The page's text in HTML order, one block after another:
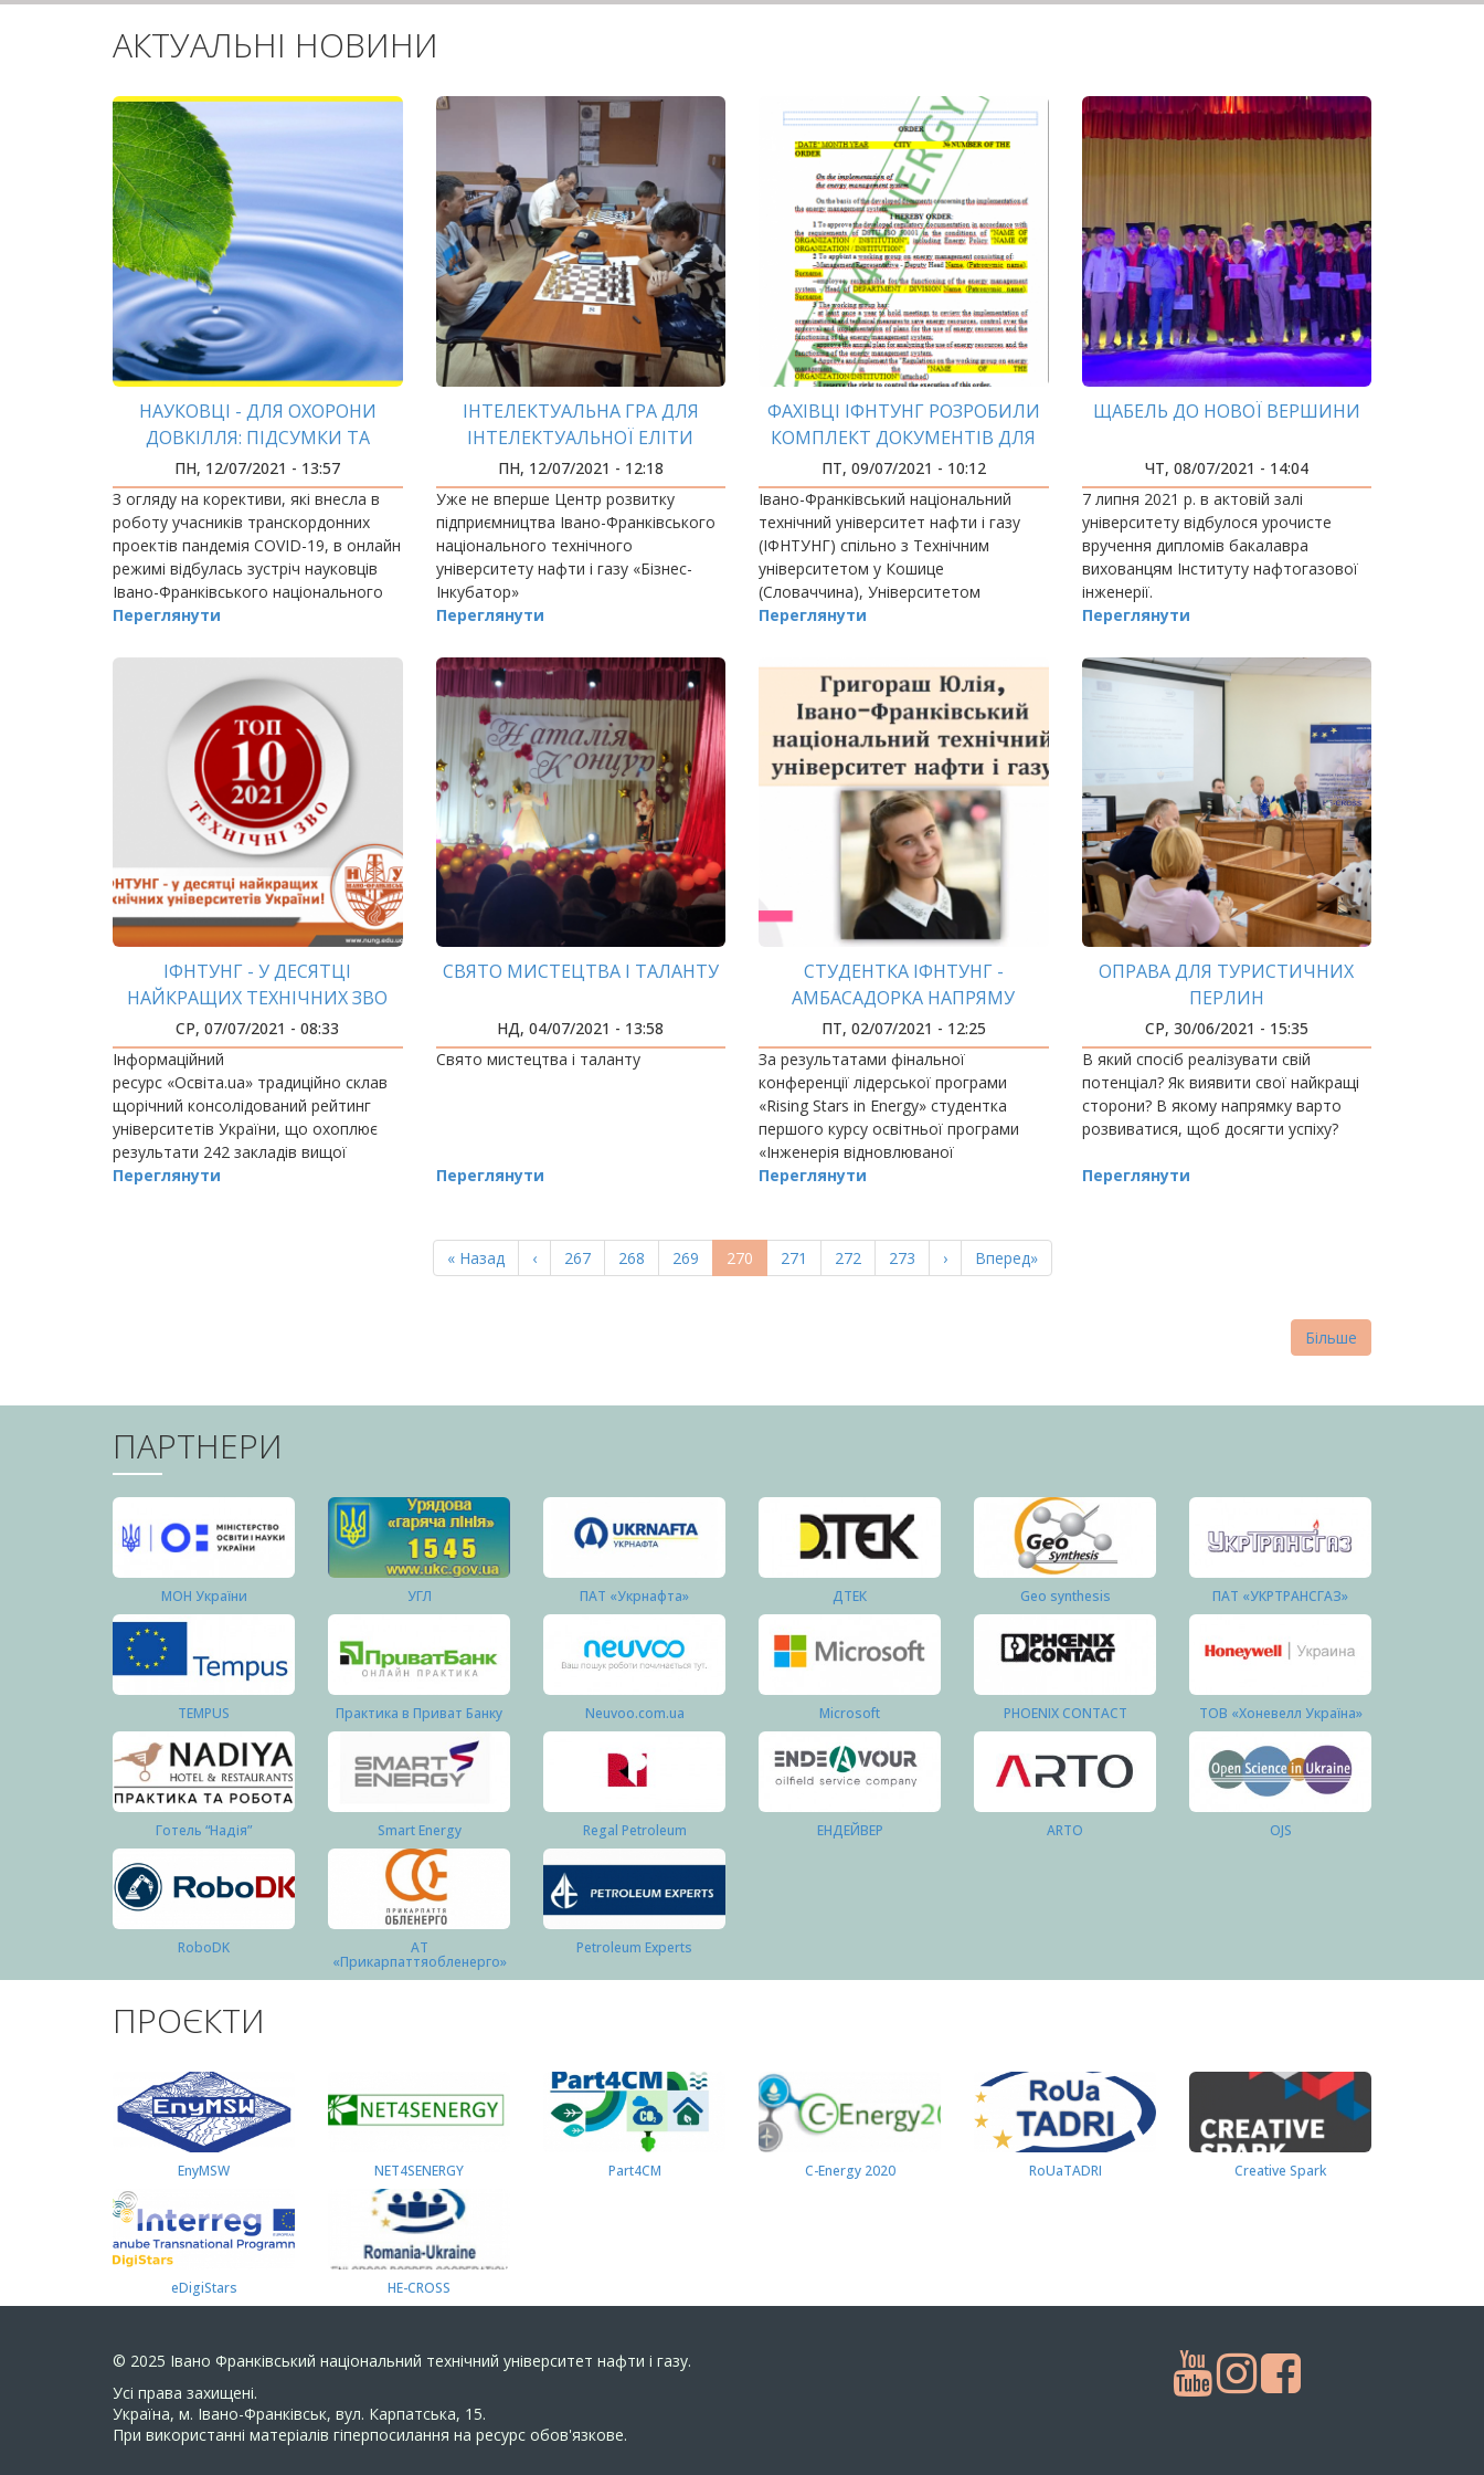
АКТУАЛЬНІ НОВИНИ
НАУКОВЦІ - ДЛЯ ОХОРОНИ
ДОВКІЛЛЯ: ПІДСУМКИ ТА
ПЕРСПЕКТИВИ
ПН, 12/07/2021 - 13:57
З огляду на корективи, які внесла в
роботу учасників транскордонних
проектів пандемія COVID-19, в онлайн
режимі відбулась зустріч науковців
Івано-Франківського національного
технічного університету нафти і газу
Переглянути
ІНТЕЛЕКТУАЛЬНА ГРА ДЛЯ
ІНТЕЛЕКТУАЛЬНОЇ ЕЛІТИ
ПН, 12/07/2021 - 12:18
Уже не вперше Центр розвитку
підприємництва Івано-Франківського
національного технічного
університету нафти і газу «Бізнес-
Інкубатор»
Переглянути
ФАХІВЦІ ІФНТУНГ РОЗРОБИЛИ
КОМПЛЕКТ ДОКУМЕНТІВ ДЛЯ
ВПРОВАДЖЕННЯ СИСТЕМИ
ЕНЕРГЕТИЧНОГО
МЕНЕДЖМЕНТУ В
ГРОМАДСЬКИХ БУДІВЛЯХ
ПТ, 09/07/2021 - 10:12
Івано-Франківський національний
технічний університет нафти і газу
(ІФНТУНГ) спільно з Технічним
університетом у Кошице
(Словаччина), Університетом
Мішкольца (Угорщина), Технічним
Переглянути
ЩАБЕЛЬ ДО НОВОЇ ВЕРШИНИ
ЧТ, 08/07/2021 - 14:04
7 липня 2021 р. в актовій залі
університету відбулося урочисте
вручення дипломів бакалавра
вихованцям Інституту нафтогазової
інженерії.
Переглянути
ІФНТУНГ - У ДЕСЯТЦІ
НАЙКРАЩИХ ТЕХНІЧНИХ ЗВО
УКРАЇНИ!
СР, 07/07/2021 - 08:33
Інформаційний
ресурс «Освіта.ua» традиційно склав
щорічний консолідований рейтинг
університетів України, що охоплює
результати 242 закладів вищої
освіти, відповідно до якого Івано-
Переглянути
СВЯТО МИСТЕЦТВА І ТАЛАНТУ
НД, 04/07/2021 - 13:58
Свято мистецтва і таланту
Переглянути
СТУДЕНТКА ІФНТУНГ -
АМБАСАДОРКА НАПРЯМУ
ЕНЕРГЕТИКИ У 2021 РОЦІ!
ПТ, 02/07/2021 - 12:25
За результатами фінальної
конференції лідерської програми
«Rising Stars in Energy» студентка
першого курсу освітньої програми
«Інженерія відновлюваної
енергетики» Юлія Григораш
Переглянути
ОПРАВА ДЛЯ ТУРИСТИЧНИХ
ПЕРЛИН
СР, 30/06/2021 - 15:35
В який спосіб реалізувати свій
потенціал? Як виявити свої найкращі
сторони? В якому напрямку варто
розвиватися, щоб досягти успіху?
Переглянути
Перша
сторінка
« Назад
Попередня
сторінка
‹ Page
267 Page
268 Page
269
Поточна
сторінка
270 Page
271 Page
272 Page
273
Наступна
сторінка
›
Остання
сторінка
Вперед»
Більше
ПАРТНЕРИ
МОН України УГЛ ПАТ «Укрнафта» ДТЕК Geo synthesis ПАТ «УКРТРАНСГАЗ»
TEMPUS Практика в Приват Банку Neuvoo.com.ua Microsoft PHOENIX CONTACT ТОВ «Хоневелл Україна»
Готель “Надія” Smart Energy Regal Petroleum ЕНДЕЙВЕР ARTO OJS
RoboDK АТ
«Прикарпаттяобленерго»
Petroleum Experts
ПРОЄКТИ
EnyMSW NET4SENERGY Part4СМ C-Energy 2020 RoUaTADRI Creative Spark
eDigiStars HE-CROSS
© 2025 Івано Франківський національний технічний університет нафти і газу.
Усi права захищенi.
Україна, м. Івано-Франківськ, вул. Карпатська, 15.
При використанні матеріалів гіперпосилання на ресурс обов'язкове.